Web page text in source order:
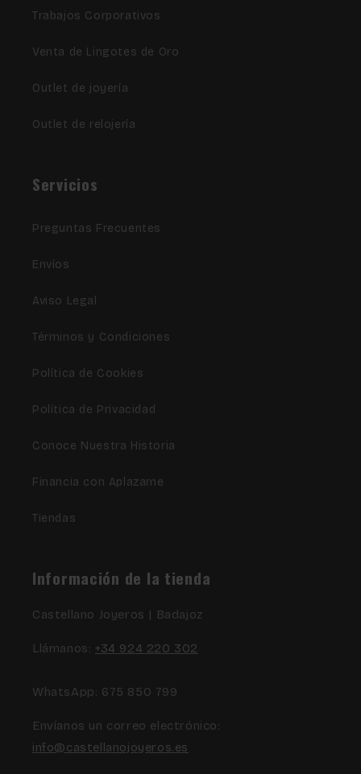
Trabajos Corporativos
Venta de Lingotes de Oro
Outlet de joyería
Outlet de relojería
Servicios
Preguntas Frecuentes
Envíos
Aviso Legal
Términos y Condiciones
Política de Cookies
Política de Privacidad
Conoce Nuestra Historia
Financia con Aplazame
Tiendas
Información de la tienda
Castellano Joyeros | Badajoz
Llámanos: +34 924 220 302
WhatsApp: 675 850 799
Envíanos un correo electrónico:
info@castellanojoyeros.es